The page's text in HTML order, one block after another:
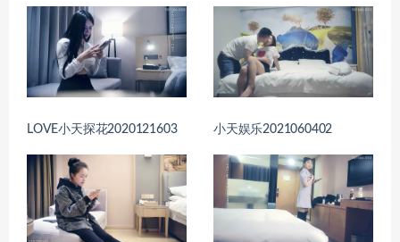
LOVE小天探花2020121603 小天娱乐2021060402